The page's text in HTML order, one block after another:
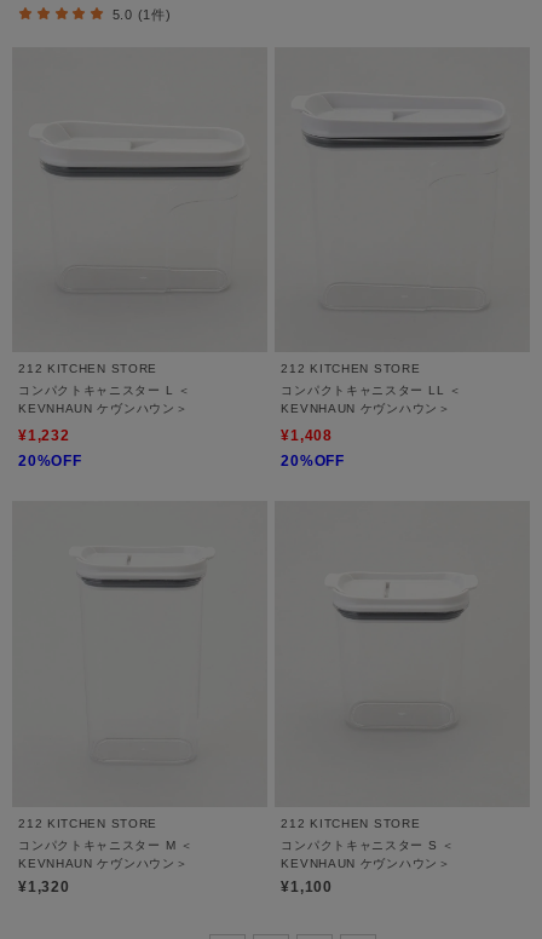
5.0 (1件)
212 KITCHEN STORE
コンパクトキャニスター L ＜
KEVNHAUN ケヴンハウン＞
¥1,232
20%OFF
212 KITCHEN STORE
コンパクトキャニスター LL ＜
KEVNHAUN ケヴンハウン＞
¥1,408
20%OFF
212 KITCHEN STORE
コンパクトキャニスター M ＜
KEVNHAUN ケヴンハウン＞
¥1,320
212 KITCHEN STORE
コンパクトキャニスター S ＜
KEVNHAUN ケヴンハウン＞
¥1,100